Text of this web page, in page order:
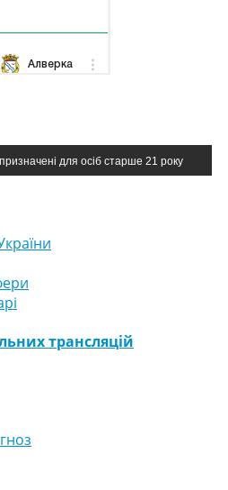
для осіб старше 21 року
трансляцій